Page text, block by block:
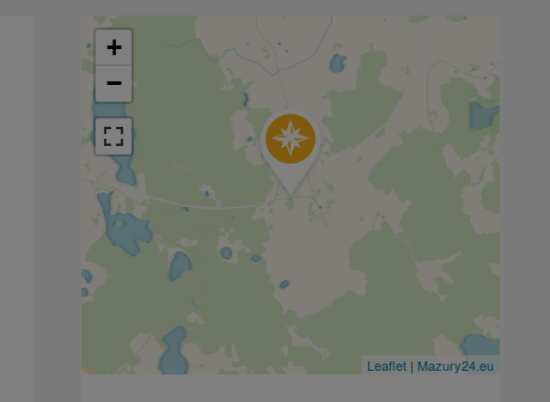
+
−
Leaflet | Mazury24.eu